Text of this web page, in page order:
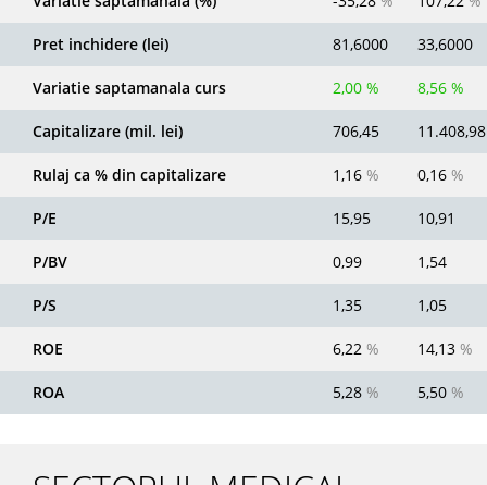
Pret inchidere (lei) 81,6000 33,6000
Variatie saptamanala curs 2,00 % 8,56 %
Capitalizare (mil. lei) 706,45 11.408,98
Rulaj ca % din capitalizare 1,16 % 0,16 %
P/E 15,95 10,91
P/BV 0,99 1,54
P/S 1,35 1,05
ROE 6,22 % 14,13 %
ROA 5,28 % 5,50 %